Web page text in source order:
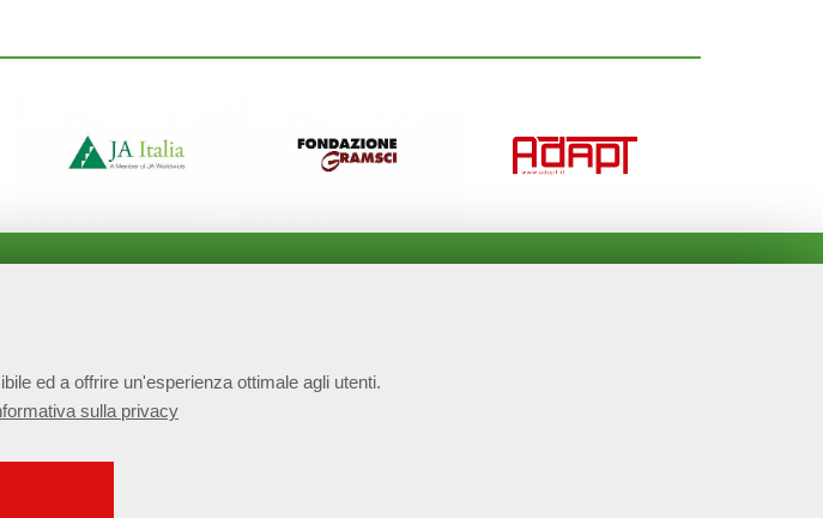
ed a offrire un'esperienza ottimale agli utenti.
sulla privacy